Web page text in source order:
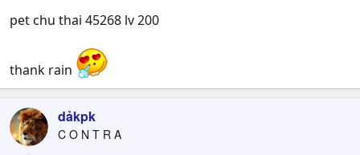
pet chu thai 45268 lv 200
thank rain
dảkpk
C O N T R A